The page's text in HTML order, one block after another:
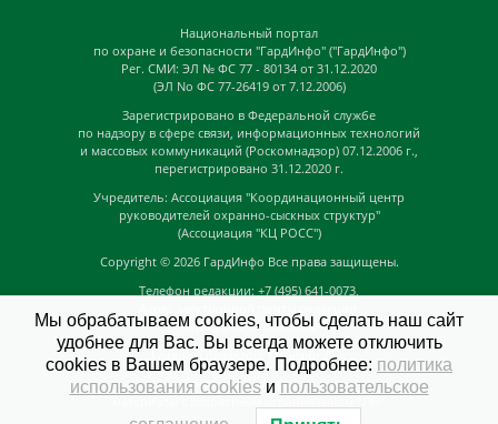
Национальный портал
по охране и безопасности "ГардИнфо" ("ГардИнфо")
Рег. СМИ: ЭЛ № ФС 77 - 80134 от 31.12.2020
(ЭЛ No ФС 77-26419 от 7.12.2006)
Зарегистрировано в Федеральной службе
по надзору в сфере связи, информационных технологий
и массовых коммуникаций (Роскомнадзор) 07.12.2006 г.,
перегистрировано 31.12.2020 г.
Учредитель: Ассоциация "Координационный центр
руководителей охранно-сыскных структур"
(Ассоциация "КЦ РОСС")
Copyright © 2026 ГардИнфо Все права защищены.
Телефон редакции: +7 (495) 641-0073,
news@guardinfo.online
Главный редактор: Кузьмин Д.А.
На сайте могут быть размещены
Мы обрабатываем cookies, чтобы сделать наш сайт
удобнее для Вас. Вы всегда можете отключить
cookies в Вашем браузере. Подробнее: политика
использования cookiesи пользовательское